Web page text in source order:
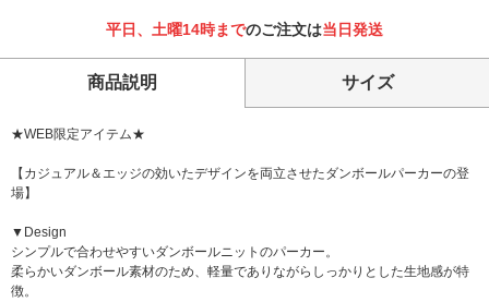
平日、土曜14時までのご注文は当日発送
商品説明 サイズ
★WEB限定アイテム★
【カジュアル＆エッジの効いたデザインを両立させたダンボールパーカーの登
場】
▼Design
シンプルで合わせやすいダンボールニットのパーカー。
柔らかいダンボール素材のため、軽量でありながらしっかりとした生地感が特
徴。